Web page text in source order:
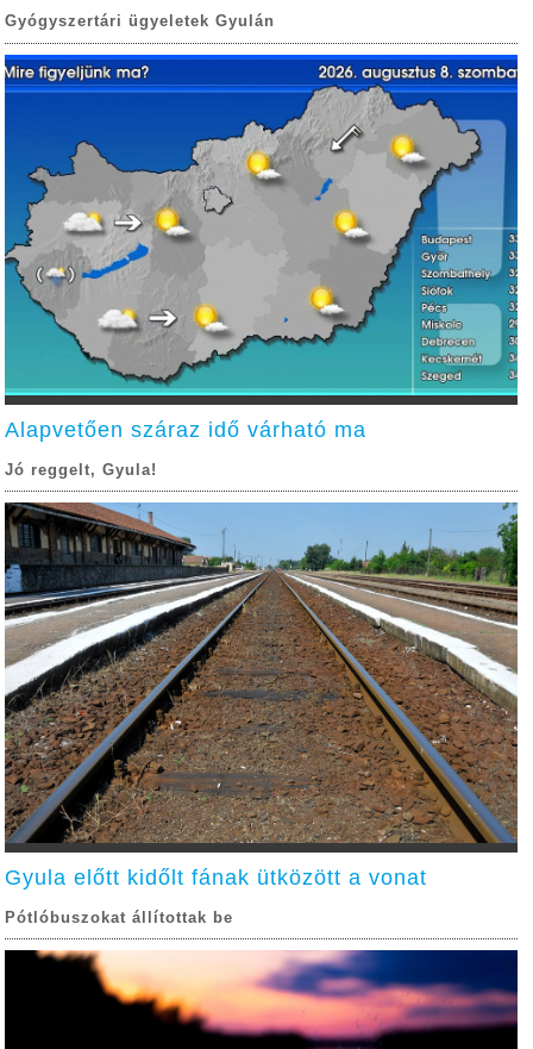
Gyógyszertári ügyeletek Gyulán
Alapvetően száraz idő várható ma
Jó reggelt, Gyula!
Gyula előtt kidőlt fának ütközött a vonat
Pótlóbuszokat állítottak be